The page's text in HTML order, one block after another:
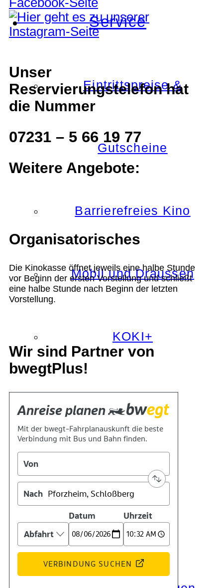
Service
Eintrittspreise &
Gutscheine
Barrierefreies Kino
Mobil und Draussen
KOKI+
Das Team
Unser
Reservierungstelefon hat
die Nummer
07231 – 5 66 19 77
Weitere Angebote:
Organisatorisches
Die Kinokasse öffnet jeweils eine halbe Stunde
vor Beginn der ersten Vorstellung und schließt
eine halbe Stunde nach Beginn der letzten
Vorstellung.
Wir sind Partner von
bwegtPlus!